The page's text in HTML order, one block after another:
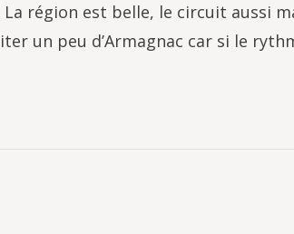
La région est belle, le circuit aussi
un peu d’Armagnac car si le